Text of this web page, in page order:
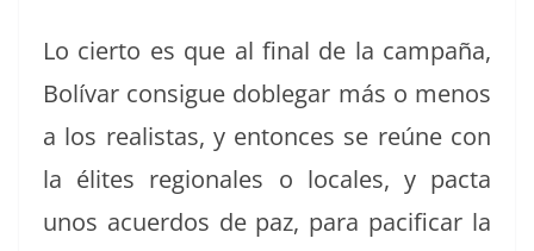
Lo cier­to es que al final de la cam­paña,
Bolí­var con­sigue doble­gar más o menos
a los real­is­tas, y entonces se reúne con
la élites regionales o locales, y pacta
unos acuer­dos de paz, para paci­ficar la